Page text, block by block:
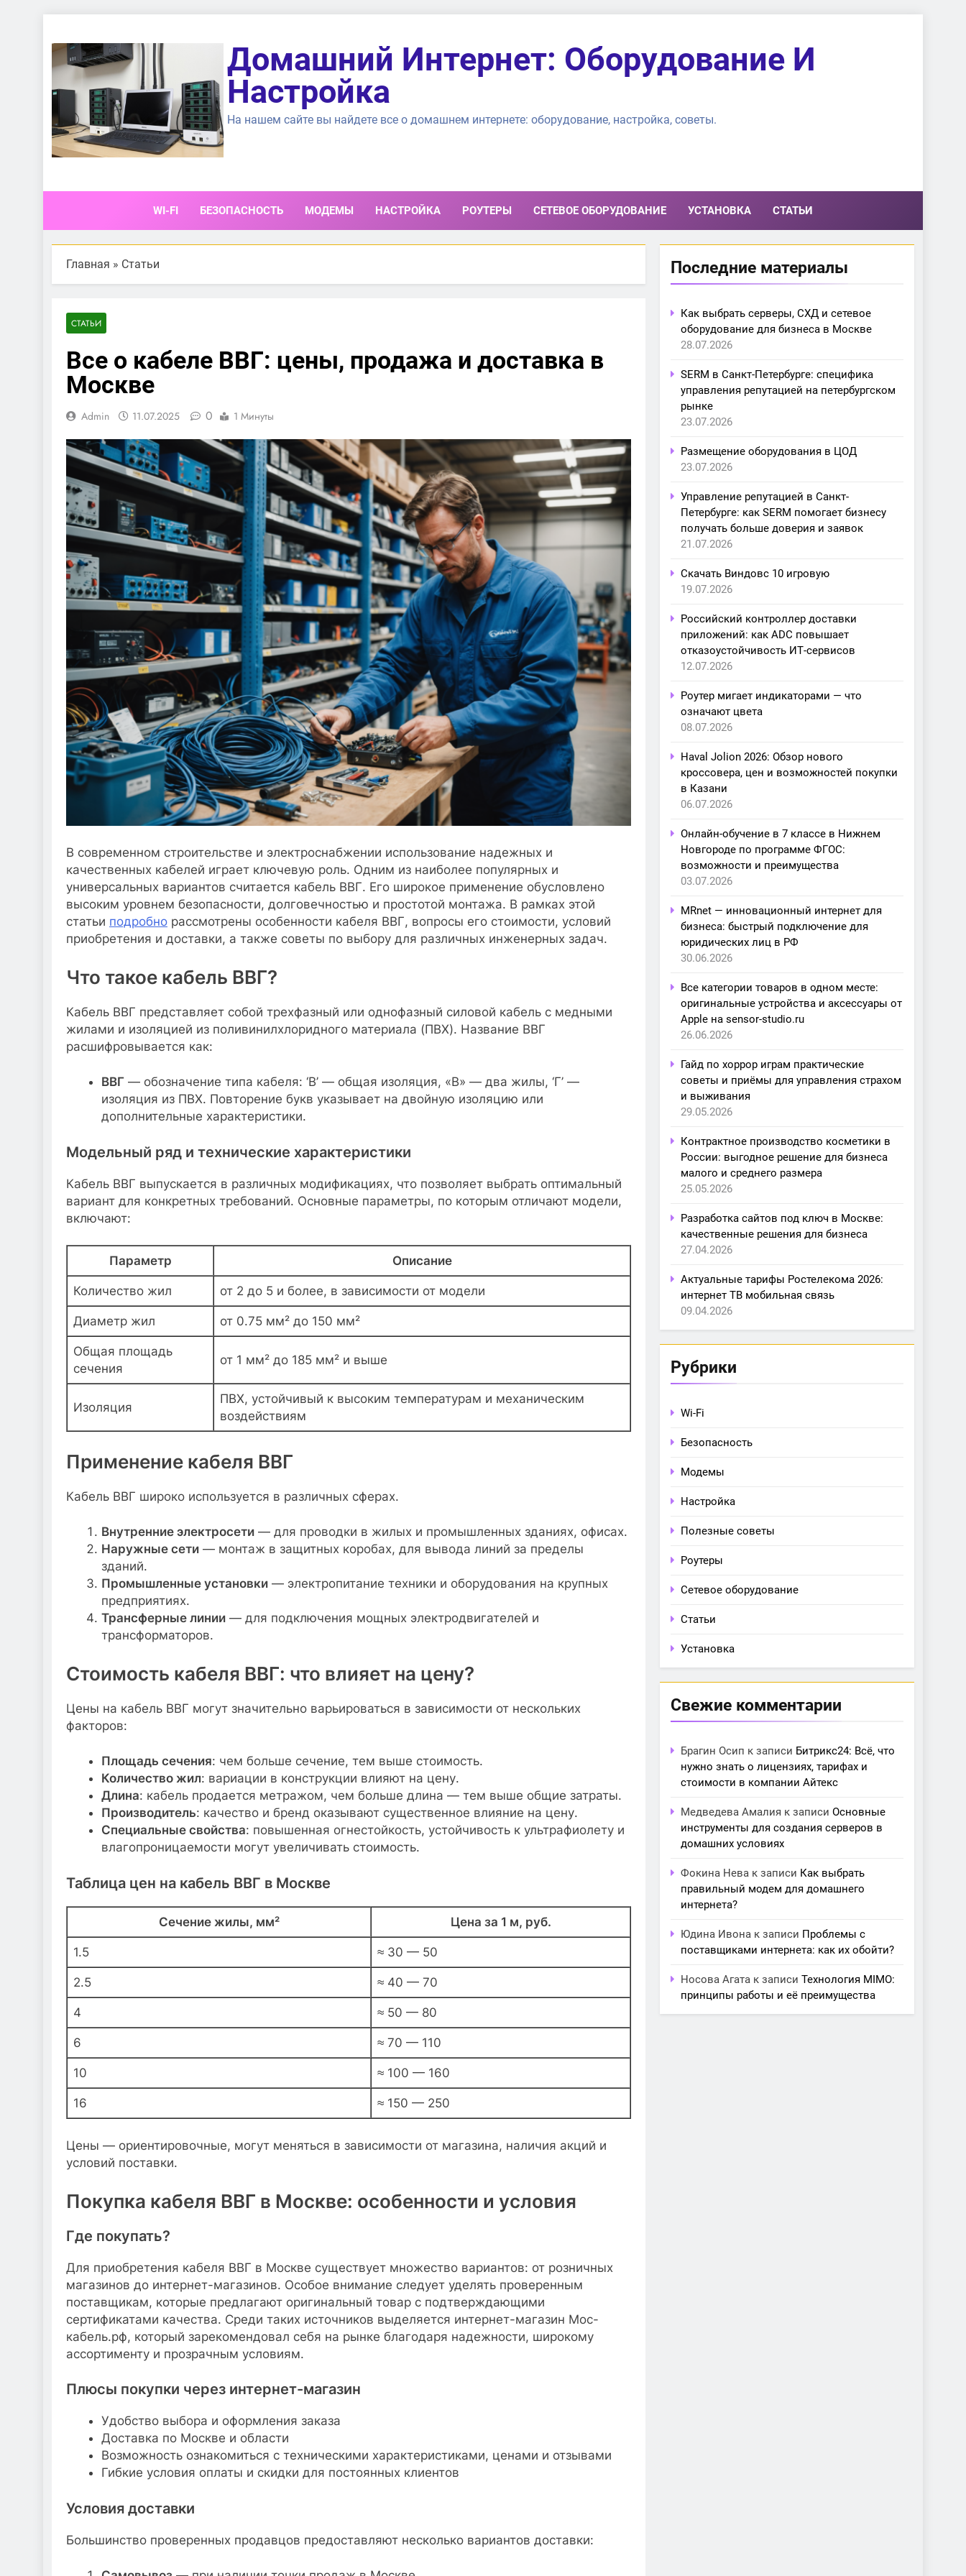
содержимому
Домашний Интернет: Оборудование И
Настройка
На нашем сайте вы найдете все о домашнем интернете: оборудование, настройка, советы.
WI-FI БЕЗОПАСНОСТЬ МОДЕМЫ НАСТРОЙКА РОУТЕРЫ СЕТЕВОЕ ОБОРУДОВАНИЕ УСТАНОВКА СТАТЬИ
Главная » Статьи
СТАТЬИ
Все о кабеле ВВГ: цены, продажа и доставка в
Москве
Admin 11.07.2025 0 1 Минуты
В современном строительстве и электроснабжении использование надежных и
качественных кабелей играет ключевую роль. Одним из наиболее популярных и
универсальных вариантов считается кабель ВВГ. Его широкое применение обусловлено
высоким уровнем безопасности, долговечностью и простотой монтажа. В рамках этой
статьи подробно рассмотрены особенности кабеля ВВГ, вопросы его стоимости, условий
приобретения и доставки, а также советы по выбору для различных инженерных задач.
Что такое кабель ВВГ?
Кабель ВВГ представляет собой трехфазный или однофазный силовой кабель с медными
жилами и изоляцией из поливинилхлоридного материала (ПВХ). Название ВВГ
расшифровывается как:
ВВГ— обозначение типа кабеля: ‘В’ — общая изоляция, «В» — два жилы, ‘Г’ —
изоляция из ПВХ. Повторение букв указывает на двойную изоляцию или
дополнительные характеристики.
Модельный ряд и технические характеристики
Кабель ВВГ выпускается в различных модификациях, что позволяет выбрать оптимальный
вариант для конкретных требований. Основные параметры, по которым отличают модели,
включают:
Параметр Описание
Количество жил от 2 до 5 и более, в зависимости от модели
Диаметр жил от 0.75 мм² до 150 мм²
Общая площадь
сечения
от 1 мм² до 185 мм² и выше
Изоляция
ПВХ, устойчивый к высоким температурам и механическим
воздействиям
Применение кабеля ВВГ
Кабель ВВГ широко используется в различных сферах.
Внутренние электросети— для проводки в жилых и промышленных зданиях, офисах.
Наружные сети— монтаж в защитных коробах, для вывода линий за пределы
зданий.
Промышленные установки— электропитание техники и оборудования на крупных
предприятиях.
Трансферные линии— для подключения мощных электродвигателей и
трансформаторов.
Стоимость кабеля ВВГ: что влияет на цену?
Цены на кабель ВВГ могут значительно варьироваться в зависимости от нескольких
факторов:
Площадь сечения: чем больше сечение, тем выше стоимость.
Количество жил: вариации в конструкции влияют на цену.
Длина: кабель продается метражом, чем больше длина — тем выше общие затраты.
Производитель: качество и бренд оказывают существенное влияние на цену.
Специальные свойства: повышенная огнестойкость, устойчивость к ультрафиолету и
влагопроницаемости могут увеличивать стоимость.
Таблица цен на кабель ВВГ в Москве
Сечение жилы, мм² Цена за 1 м, руб.
1.5 ≈ 30 — 50
2.5 ≈ 40 — 70
4 ≈ 50 — 80
6 ≈ 70 — 110
10 ≈ 100 — 160
16 ≈ 150 — 250
Цены — ориентировочные, могут меняться в зависимости от магазина, наличия акций и
условий поставки.
Покупка кабеля ВВГ в Москве: особенности и условия
Где покупать?
Для приобретения кабеля ВВГ в Москве существует множество вариантов: от розничных
магазинов до интернет-магазинов. Особое внимание следует уделять проверенным
поставщикам, которые предлагают оригинальный товар с подтверждающими
сертификатами качества. Среди таких источников выделяется интернет-магазин Мос-
кабель.рф, который зарекомендовал себя на рынке благодаря надежности, широкому
ассортименту и прозрачным условиям.
Плюсы покупки через интернет-магазин
Удобство выбора и оформления заказа
Доставка по Москве и области
Возможность ознакомиться с техническими характеристиками, ценами и отзывами
Гибкие условия оплаты и скидки для постоянных клиентов
Условия доставки
Большинство проверенных продавцов предоставляют несколько вариантов доставки:
Последние материалы
Как выбрать серверы, СХД и сетевое
оборудование для бизнеса в Москве
28.07.2026
SERM в Санкт-Петербурге: специфика
управления репутацией на петербургском
рынке
23.07.2026
Размещение оборудования в ЦОД
23.07.2026
Управление репутацией в Санкт-
Петербурге: как SERM помогает бизнесу
получать больше доверия и заявок
21.07.2026
Скачать Виндовс 10 игровую
19.07.2026
Российский контроллер доставки
приложений: как ADC повышает
отказоустойчивость ИТ-сервисов
12.07.2026
Роутер мигает индикаторами — что
означают цвета
08.07.2026
Haval Jolion 2026: Обзор нового
кроссовера, цен и возможностей покупки
в Казани
06.07.2026
Онлайн-обучение в 7 классе в Нижнем
Новгороде по программе ФГОС:
возможности и преимущества
03.07.2026
MRnet — инновационный интернет для
бизнеса: быстрый подключение для
юридических лиц в РФ
30.06.2026
Все категории товаров в одном месте:
оригинальные устройства и аксессуары от
Apple на sensor-studio.ru
26.06.2026
Гайд по хоррор играм практические
советы и приёмы для управления страхом
и выживания
29.05.2026
Контрактное производство косметики в
России: выгодное решение для бизнеса
малого и среднего размера
25.05.2026
Разработка сайтов под ключ в Москве:
качественные решения для бизнеса
27.04.2026
Актуальные тарифы Ростелекома 2026:
интернет ТВ мобильная связь
09.04.2026
Рубрики
Wi-Fi
Безопасность
Модемы
Настройка
Полезные советы
Роутеры
Сетевое оборудование
Статьи
Установка
Свежие комментарии
Брагин Осип к записи Битрикс24: Всё, что
нужно знать о лицензиях, тарифах и
стоимости в компании Айтекс
Медведева Амалия к записи Основные
инструменты для создания серверов в
домашних условиях
Фокина Нева к записи Как выбрать
правильный модем для домашнего
интернета?
Юдина Ивона к записи Проблемы с
поставщиками интернета: как их обойти?
Носова Агата к записи Технология MIMO:
принципы работы и её преимущества